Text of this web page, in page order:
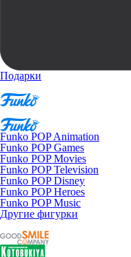
Подарки
Funko POP Animation
Funko POP Games
Funko POP Movies
Funko POP Television
Funko POP Disney
Funko POP Heroes
Funko POP Music
Другие фигурки